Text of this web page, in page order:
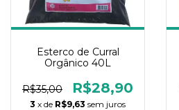
Esterco de Curral
Orgânico 40L
R$35,00 R$28,90
3 x de R$9,63 sem juros